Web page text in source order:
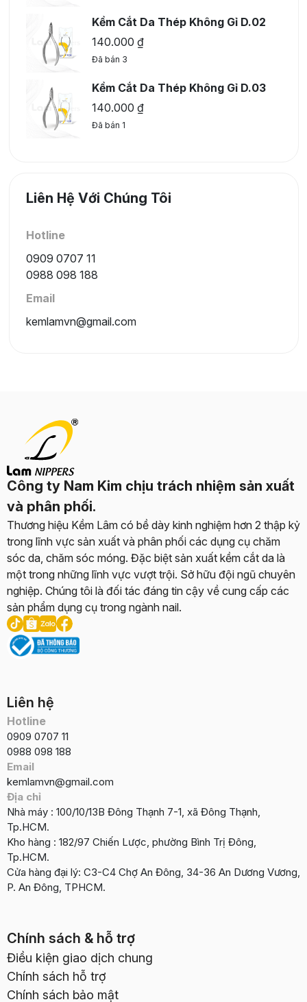
Kềm Cắt Da Thép Không Gỉ D.02
140.000 ₫
Đã bán 3
Kềm Cắt Da Thép Không Gỉ D.03
140.000 ₫
Đã bán 1
Liên Hệ Với Chúng Tôi
Hotline
0909 0707 11
0988 098 188
Email
kemlamvn@gmail.com
Công ty Nam Kim chịu trách nhiệm sản xuất
và phân phối.
Thương hiệu Kềm Lâm có bề dày kinh nghiệm hơn 2 thập kỷ
trong lĩnh vực sản xuất và phân phối các dụng cụ chăm
sóc da, chăm sóc móng. Đặc biệt sản xuất kềm cắt da là
một trong những lĩnh vực vượt trội. Sở hữu đội ngũ chuyên
nghiệp. Chúng tôi là đối tác đáng tin cậy về cung cấp các
sản phẩm dụng cụ trong ngành nail.
Liên hệ
Hotline
0909 0707 11
0988 098 188
Email
kemlamvn@gmail.com
Địa chỉ
Nhà máy : 100/10/13B Đông Thạnh 7-1, xã Đông Thạnh,
Tp.HCM.
Kho hàng : 182/97 Chiến Lược, phường Bình Trị Đông,
Tp.HCM.
Cửa hàng đại lý: C3-C4 Chợ An Đông, 34-36 An Dương Vương,
P. An Đông, TPHCM.
Chính sách & hỗ trợ
Điều kiện giao dịch chung
Chính sách hỗ trợ
Chính sách bảo mật